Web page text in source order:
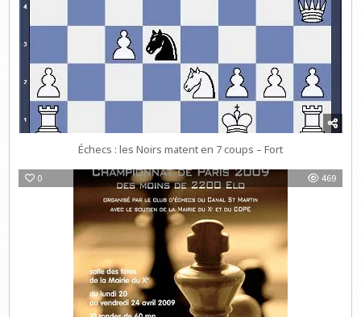
Échecs : les Noirs matent en 7 coups – Fort
0 469